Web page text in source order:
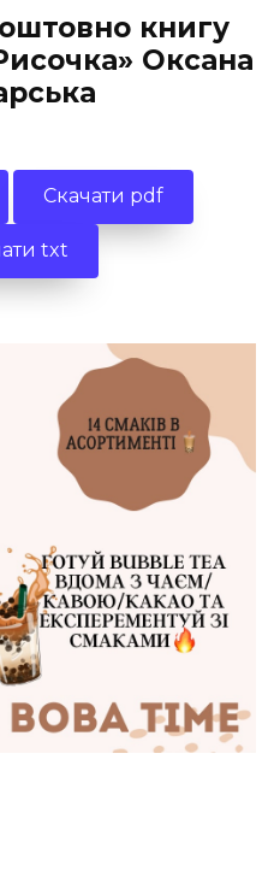
книгу
Оксана
Скачати pdf
txt